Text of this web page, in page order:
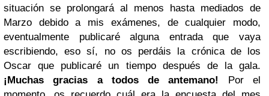
situación se prolongará al menos hasta mediados de
Marzo debido a mis exámenes, de cualquier modo,
eventualmente publicaré alguna entrada que vaya
escribiendo, eso sí, no os perdáis la crónica de los
Oscar que publicaré un tiempo después de la gala.
¡Muchas gracias a todos de antemano!
Por el